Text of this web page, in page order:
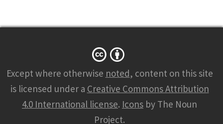
Except where otherwise noted, content on this site
is licensed under a Creative Commons Attribution
4.0 International license. Icons by The Noun
Project.